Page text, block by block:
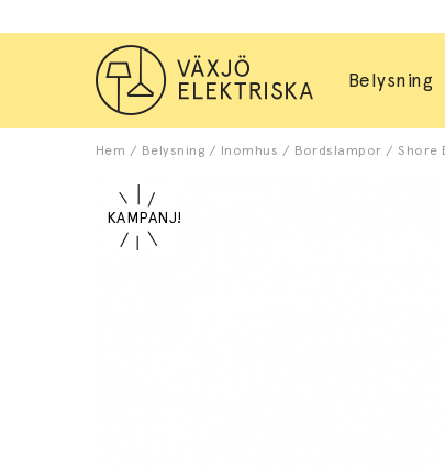
Belysning
Hem / Belysning / Inomhus / Bordslampor /Shore